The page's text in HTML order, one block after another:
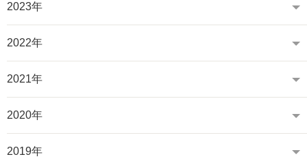
2023年
2022年
2021年
2020年
2019年